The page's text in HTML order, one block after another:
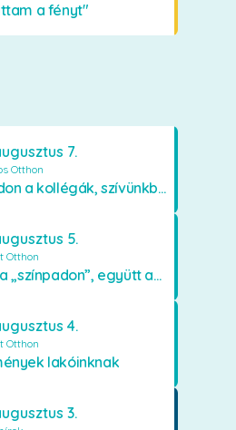
a fényt"
7.
Otthon
Színpadon a kollégák, szívünkben a lakók
5.
Otthon
Együtt a „színpadon”, együtt az élményekért 🎭✨
4.
Otthon
lakóinknak
3.